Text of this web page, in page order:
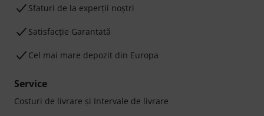
Sfaturi de la experții noștri
Satisfacție Garantată
Cel mai mare depozit din Europa
Service
Costuri de livrare şi Intervale de livrare